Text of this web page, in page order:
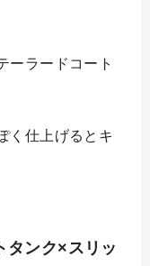
ーラードコート
く仕上げるとキ
タンク×スリッ